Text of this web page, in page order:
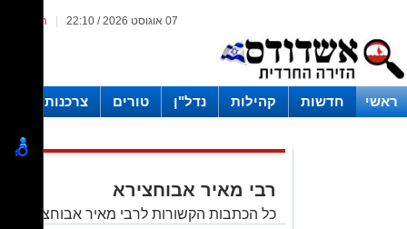
המייל 07 אוגוסט 2026 / 22:10
ראשי חדשות קהילות נדל"ן טורים צרכנות
רבי מאיר אבוחצירא
כל הכתבות הקשורות לרבי מאיר אבוחצירא